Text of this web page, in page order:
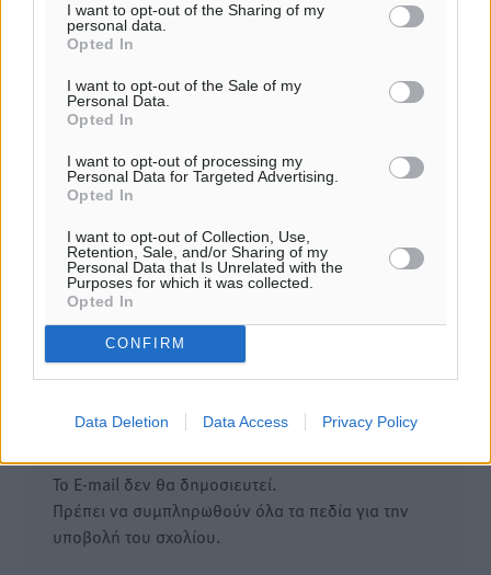
I want to opt-out of the Sharing of my
personal data.
Opted In
I want to opt-out of the Sale of my
Personal Data.
Opted In
I want to opt-out of processing my
Personal Data for Targeted Advertising.
Opted In
I want to opt-out of Collection, Use,
Retention, Sale, and/or Sharing of my
Personal Data that Is Unrelated with the
Purposes for which it was collected.
Opted In
CONFIRM
Data Deletion Data Access Privacy Policy
ΣΥΝΕΝΤΕΎΞΕΙΣ
Ντίνα Σβύνου: «Ο ελληνικός τουρισμός έχει αποδείξει
ότι μπορεί να ξεπερνά κρίσεις και δυσκολίες»
Τα σχόλια εκφράζουν αποκλειστικά τον εκάστοτε
απόψεις. Διατηρούμε το δικαίωμα να διαγράψουμε όποια
σχόλια θεωρούμε προσβλητικά ή περιέχουν ύβρεις, χωρίς
καμμία προειδοποίηση. Χρήστες που δεν τηρούν τους
όρους χρήσης αποκλείονται.
Προσθέστε ένα σχόλιο
Το E-mail δεν θα δημοσιευτεί.
Πρέπει να συμπληρωθούν όλα τα πεδία για την
υποβολή του σχολίου.